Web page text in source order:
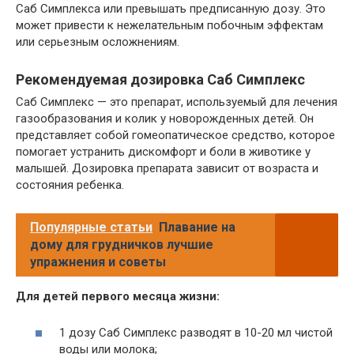
Саб Симплекса или превышать предписанную дозу. Это
может привести к нежелательным побочным эффектам
или серьезным осложнениям.
Рекомендуемая дозировка Саб Симплекс
Саб Симплекс — это препарат, используемый для лечения
газообразования и колик у новорожденных детей. Он
представляет собой гомеопатическое средство, которое
помогает устранить дискомфорт и боли в животике у
малышей. Дозировка препарата зависит от возраста и
состояния ребенка.
Популярные статьи Плавание на
дому для грудничков лучшие
упражнения и советы
Для детей первого месяца жизни:
1 дозу Саб Симплекс разводят в 10-20 мл чистой
воды или молока;